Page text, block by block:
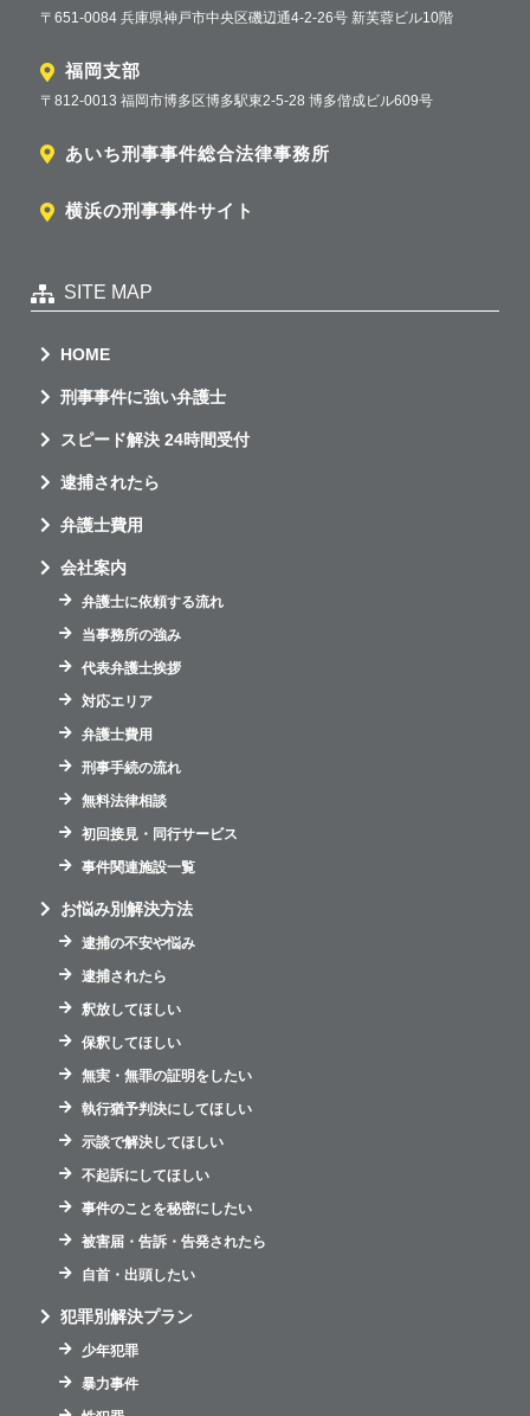
〒651-0084 兵庫県神戸市中央区磯辺通4-2-26号 新芙蓉ビル10階
福岡支部
〒812-0013 福岡市博多区博多駅東2-5-28 博多偕成ビル609号
あいち刑事事件総合法律事務所
横浜の刑事事件サイト
SITE MAP
HOME
刑事事件に強い弁護士
スピード解決 24時間受付
逮捕されたら
弁護士費用
会社案内
弁護士に依頼する流れ
当事務所の強み
代表弁護士挨拶
対応エリア
弁護士費用
刑事手続の流れ
無料法律相談
初回接見・同行サービス
事件関連施設一覧
お悩み別解決方法
逮捕の不安や悩み
逮捕されたら
釈放してほしい
保釈してほしい
無実・無罪の証明をしたい
執行猶予判決にしてほしい
示談で解決してほしい
不起訴にしてほしい
事件のことを秘密にしたい
被害届・告訴・告発されたら
自首・出頭したい
犯罪別解決プラン
少年犯罪
暴力事件